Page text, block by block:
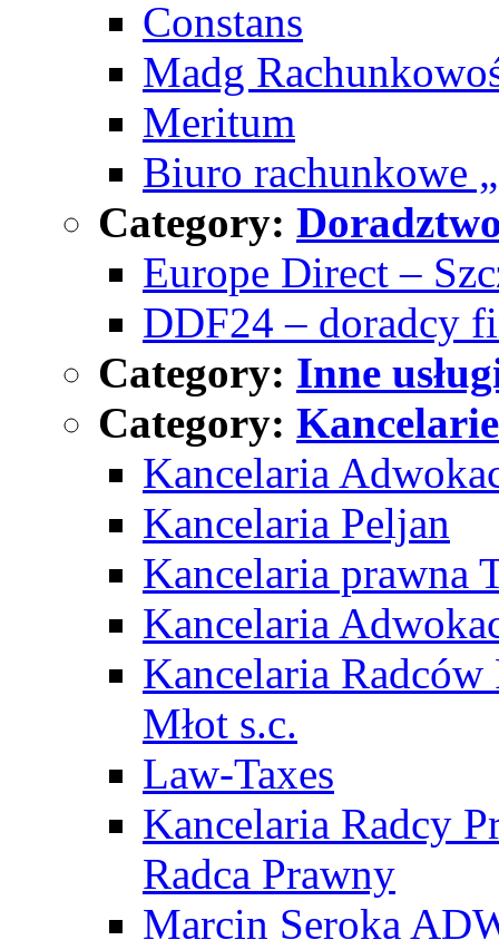
Constans
Madg
Meritum
Biuro rachunkowe
Category:
Europe Direct –
DDF24 – doradcy
Category: Inne
Category:
Kancelaria
Kancelaria Peljan
Kancelaria prawna
Kancelaria
Kancelaria
Młot s.c.
Law-Taxes
Kancelaria Radcy
Radca Prawny
Marcin Seroka